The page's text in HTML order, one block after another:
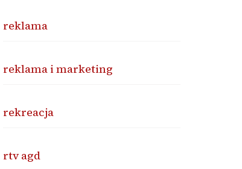
reklama
reklama i marketing
rekreacja
rtv agd